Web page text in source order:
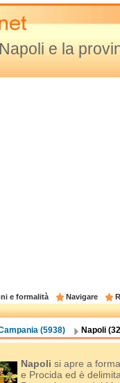
e la
e formalità Navigare
(5938) Napoli
Napoli si apre a
e Procida ed è